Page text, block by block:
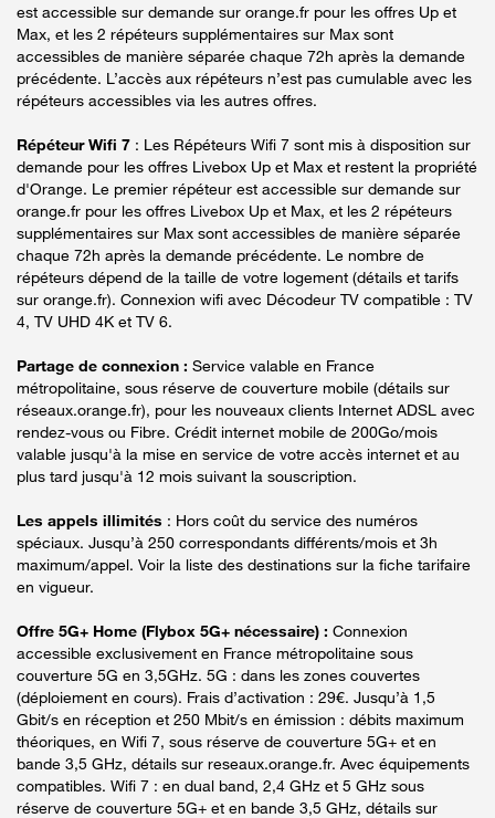
est accessible sur demande sur orange.fr pour les offres Up et
Max, et les 2 répéteurs supplémentaires sur Max sont
accessibles de manière séparée chaque 72h après la demande
précédente. L’accès aux répéteurs n’est pas cumulable avec les
répéteurs accessibles via les autres offres.
Répéteur Wifi 7 : Les Répéteurs Wifi 7 sont mis à disposition sur
demande pour les offres Livebox Up et Max et restent la propriété
d'Orange. Le premier répéteur est accessible sur demande sur
orange.fr pour les offres Livebox Up et Max, et les 2 répéteurs
supplémentaires sur Max sont accessibles de manière séparée
chaque 72h après la demande précédente. Le nombre de
répéteurs dépend de la taille de votre logement (détails et tarifs
sur orange.fr). Connexion wifi avec Décodeur TV compatible : TV
4, TV UHD 4K et TV 6.
Partage de connexion : Service valable en France
métropolitaine, sous réserve de couverture mobile (détails sur
réseaux.orange.fr), pour les nouveaux clients Internet ADSL avec
rendez-vous ou Fibre. Crédit internet mobile de 200Go/mois
valable jusqu'à la mise en service de votre accès internet et au
plus tard jusqu'à 12 mois suivant la souscription.
Les appels illimités : Hors coût du service des numéros
spéciaux. Jusqu’à 250 correspondants différents/mois et 3h
maximum/appel. Voir la liste des destinations sur la fiche tarifaire
en vigueur.
Offre 5G+ Home (Flybox 5G+ nécessaire) : Connexion
accessible exclusivement en France métropolitaine sous
couverture 5G en 3,5GHz. 5G : dans les zones couvertes
(déploiement en cours). Frais d’activation : 29€. Jusqu’à 1,5
Gbit/s en réception et 250 Mbit/s en émission : débits maximum
théoriques, en Wifi 7, sous réserve de couverture 5G+ et en
bande 3,5 GHz, détails sur reseaux.orange.fr. Avec équipements
compatibles. Wifi 7 : en dual band, 2,4 GHz et 5 GHz sous
réserve de couverture 5G+ et en bande 3,5 GHz, détails sur